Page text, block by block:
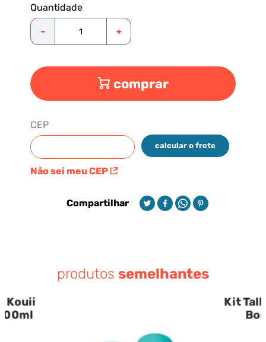
Quantidade
＋
－
comprar
CEP
Não sei meu CEP
calcular o frete
Compartilhar
produtos semelhantes
Kouii
Kit